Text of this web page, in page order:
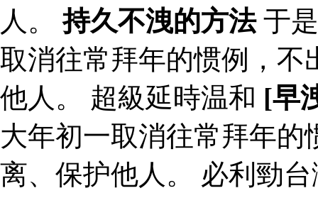
人。持久不洩的方法于
取消往常拜年的惯例，不
他人。 超級延時温和 [早
大年初一取消往常拜年
离、保护他人。 必利勁